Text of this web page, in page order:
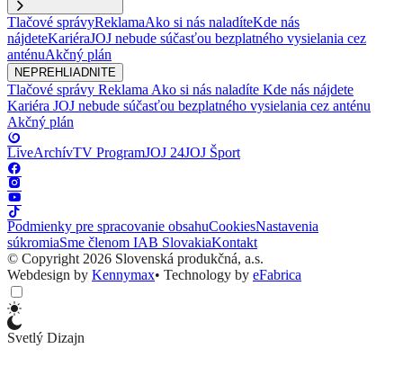
Tlačové správyReklamaAko si nás naladíteKde nás
nájdeteKariéraJOJ nebude súčasťou bezplatného vysielania cez
anténuAkčný plán
NEPREHLIADNITE
Tlačové správy Reklama Ako si nás naladíte Kde nás nájdete
Kariéra JOJ nebude súčasťou bezplatného vysielania cez anténu
Akčný plán
LiveArchívTV ProgramJOJ 24JOJ Šport
Podmienky pre spracovanie obsahuCookiesNastavenia
súkromiaSme členom IAB SlovakiaKontakt
© Copyright 2026 Slovenská produkčná, a.s.
Webdesign by Kennymax• Technology by eFabrica
Svetlý Dizajn